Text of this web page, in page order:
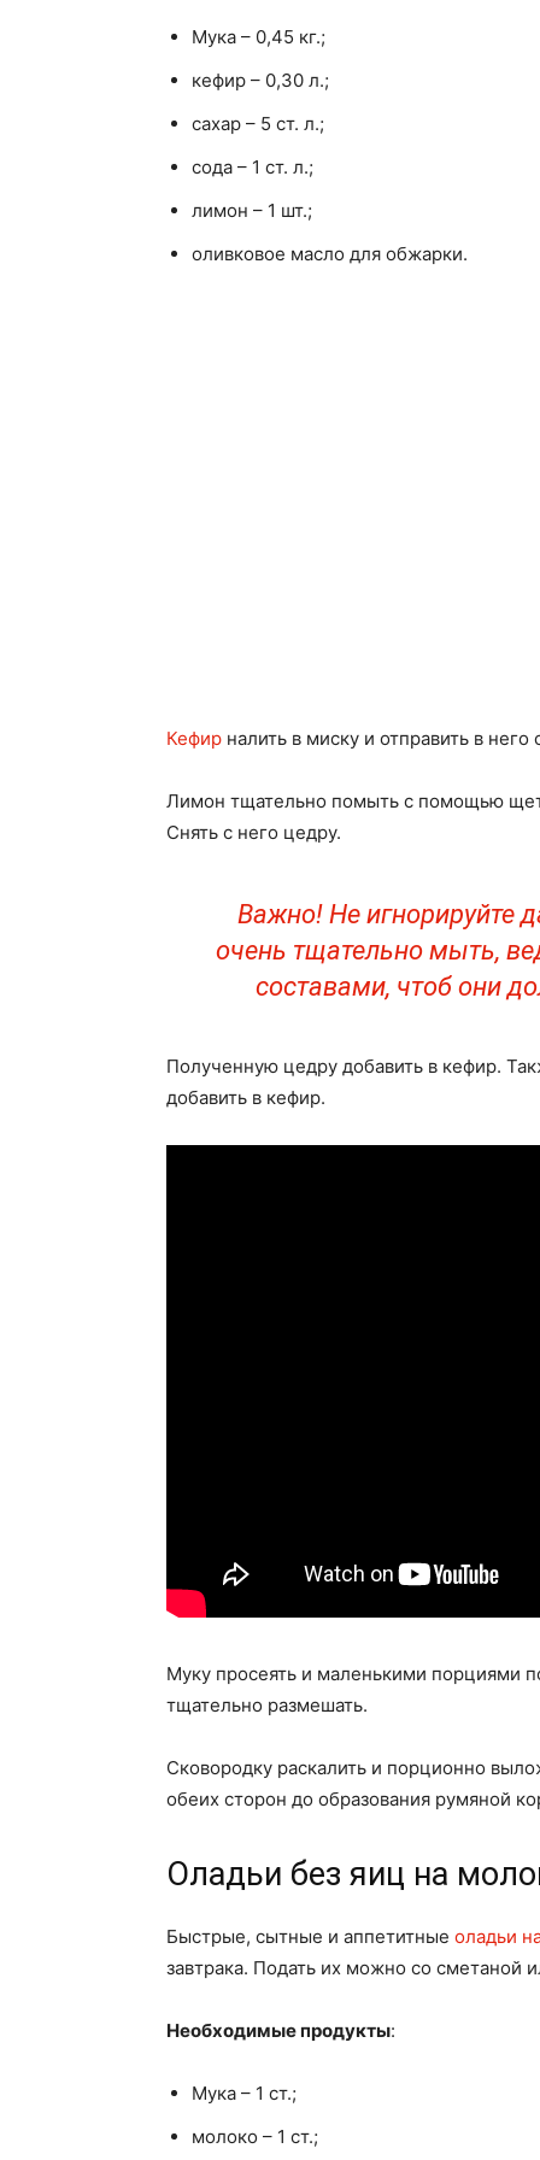
Мука – 0,45 кг.;
кефир – 0,30 л.;
сахар – 5 ст. л.;
сода – 1 ст. л.;
лимон – 1 шт.;
оливковое масло для обжарки.
Кефир налить в миску и отправить в
Лимон тщательно помыть с помощью
Снять с него цедру.
Важно! Не игнорируйте
очень тщательно мыть,
составами, чтоб они
Полученную цедру добавить в кефир.
добавить в кефир.
Муку просеять и маленькими порциями
тщательно размешать.
Сковородку раскалить и порционно
обеих сторон до образования румяной
Оладьи без яиц на
Быстрые, сытные и аппетитные оладьи
завтрака. Подать их можно со сметаной
Необходимые продукты:
Мука – 1 ст.;
молоко – 1 ст.;